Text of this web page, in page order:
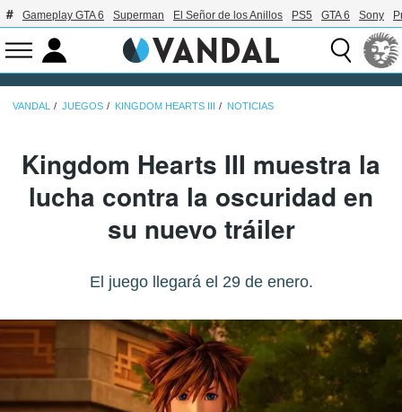
Gameplay GTA 6 Superman El Señor de los Anillos PS5 GTA 6 Sony
VANDAL JUEGOS KINGDOM HEARTS III NOTICIAS
Kingdom Hearts III muestra la
lucha contra la oscuridad en
su nuevo tráiler
El juego llegará el 29 de enero.